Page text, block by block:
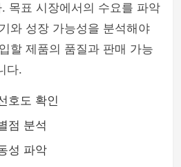
목표 시장에서의 수요를 파악
와 성장 가능성을 분석해야
할 제품의 품질과 판매 가능
다.
호도 확인
점 분석
성 파악